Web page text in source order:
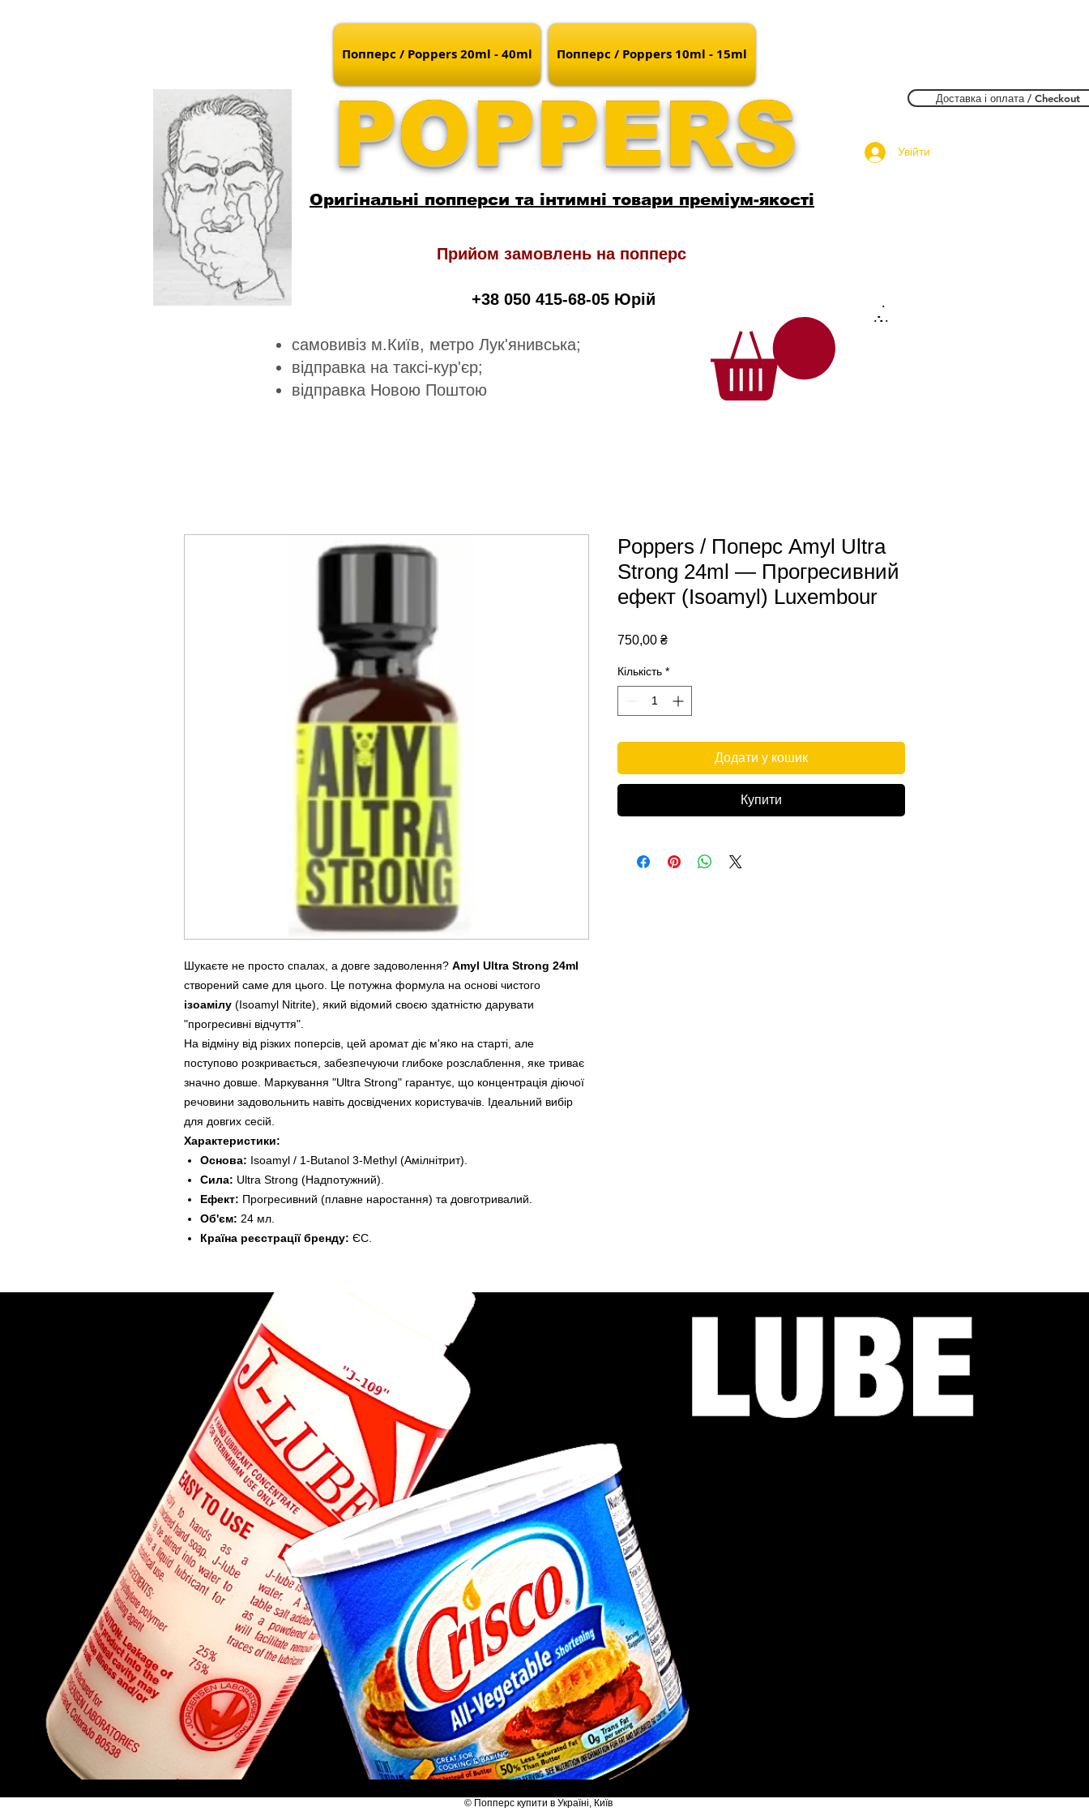
Попперс / Poppers 20ml - 40ml Попперс / Poppers 10ml - 15ml
Доставка і оплата / Checkout
POPPERS Увійти
Оригінальні попперси та інтимні товари преміум-якості
Прийом замовлень на попперс
+38 050 415-68-05 Юрій
самовивіз м.Київ, метро Лук'янивська;
відправка на таксі-кур'єр;
відправка Новою Поштою
.
.
....
.
Шукаєте не просто спалах, а довге задоволення? Amyl Ultra Strong 24ml
створений саме для цього. Це потужна формула на основі чистого
ізоамілу (Isoamyl Nitrite), який відомий своєю здатністю дарувати
"прогресивні відчуття".
На відміну від різких поперсів, цей аромат діє м'яко на старті, але
поступово розкривається, забезпечуючи глибоке розслаблення, яке триває
значно довше. Маркування "Ultra Strong" гарантує, що концентрація діючої
речовини задовольнить навіть досвідчених користувачів. Ідеальний вибір
для довгих сесій.
Характеристики:
Основа: Isoamyl / 1-Butanol 3-Methyl (Амілнітрит).
Сила: Ultra Strong (Надпотужний).
Ефект: Прогресивний (плавне наростання) та довготривалий.
Об'єм: 24 мл.
Країна реєстрації бренду: ЄС.
Poppers / Поперс Amyl Ultra
Strong 24ml — Прогресивний
ефект (Isoamyl) Luxembour
750,00 ₴Ціна
Кількість *
Додати у кошик
Купити
© Попперс купити в Україні, Київ